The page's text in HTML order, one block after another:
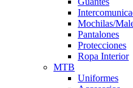
Mochilas/
Pantalones
Protecciones
Ropa Interior
MTB
Uniformes